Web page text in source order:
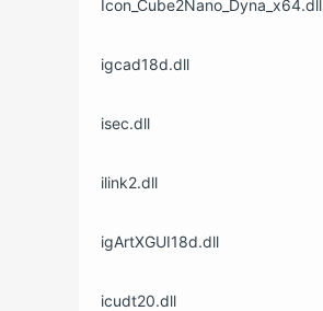
Icon_Cube2Nano_Dyna_x64.dll
igcad18d.dll
isec.dll
ilink2.dll
igArtXGUI18d.dll
icudt20.dll